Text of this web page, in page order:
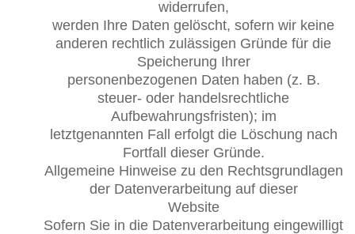
widerrufen,
werden Ihre Daten gelöscht, sofern wir keine
anderen rechtlich zulässigen Gründe für die
Speicherung Ihrer
personenbezogenen Daten haben (z. B.
steuer- oder handelsrechtliche
Aufbewahrungsfristen); im
letztgenannten Fall erfolgt die Löschung nach
Fortfall dieser Gründe.
Allgemeine Hinweise zu den Rechtsgrundlagen
der Datenverarbeitung auf dieser
Website
Sofern Sie in die Datenverarbeitung eingewilligt